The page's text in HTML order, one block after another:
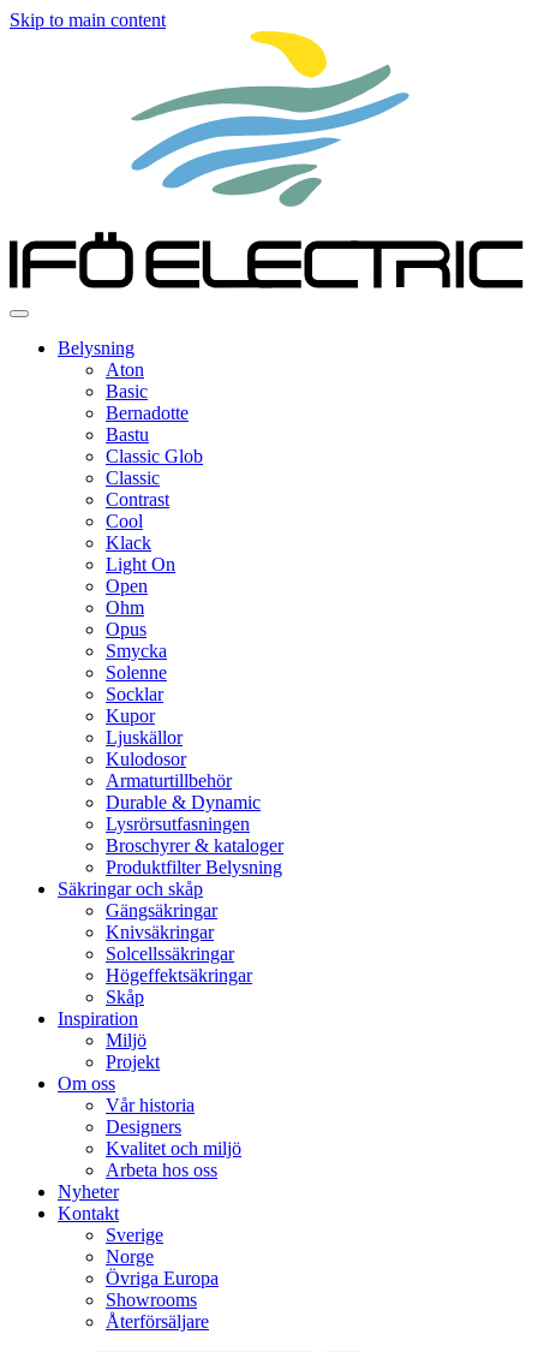
Skip to main content
Belysning
Aton
Basic
Bernadotte
Bastu
Classic Glob
Classic
Contrast
Cool
Klack
Light On
Open
Ohm
Opus
Smycka
Solenne
Socklar
Kupor
Ljuskällor
Kulodosor
Armaturtillbehör
Durable & Dynamic
Lysrörsutfasningen
Broschyrer & kataloger
Produktfilter Belysning
Säkringar och skåp
Gängsäkringar
Knivsäkringar
Solcellssäkringar
Högeffektsäkringar
Skåp
Inspiration
Miljö
Projekt
Om oss
Vår historia
Designers
Kvalitet och miljö
Arbeta hos oss
Nyheter
Kontakt
Sverige
Norge
Övriga Europa
Showrooms
Återförsäljare